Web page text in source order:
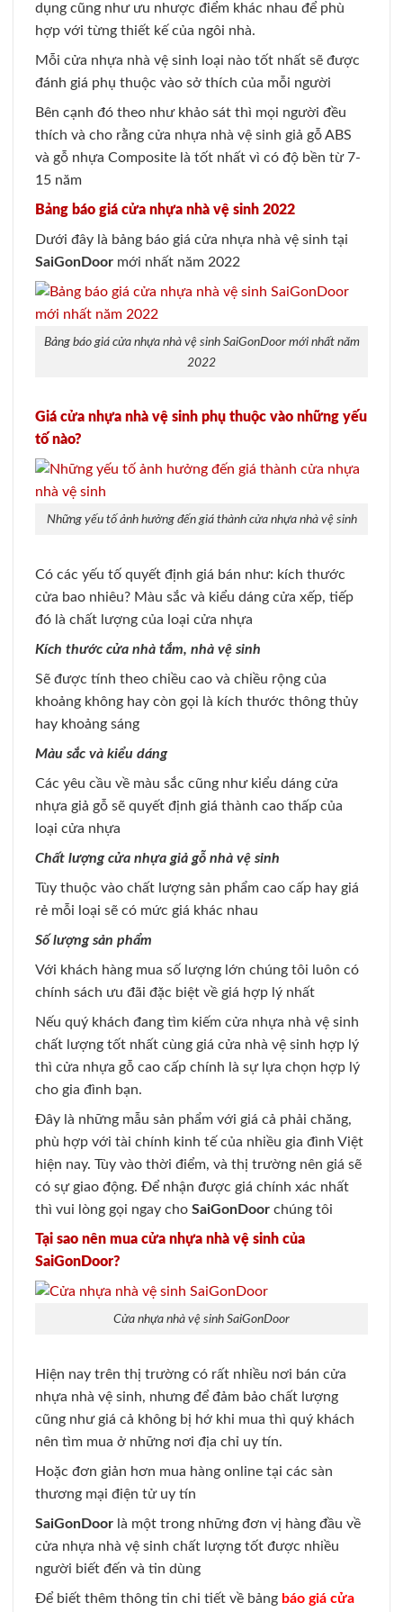
dụng cũng như ưu nhược điểm khác nhau để phù
hợp với từng thiết kế của ngôi nhà.
Mỗi cửa nhựa nhà vệ sinh loại nào tốt nhất sẽ được
đánh giá phụ thuộc vào sở thích của mỗi người
Bên cạnh đó theo như khảo sát thì mọi người đều
thích và cho rằng cửa nhựa nhà vệ sinh giả gỗ ABS
và gỗ nhựa Composite là tốt nhất vì có độ bền từ 7-
15 năm
Bảng báo giá cửa nhựa nhà vệ sinh 2022
Dưới đây là bảng báo giá cửa nhựa nhà vệ sinh tại
SaiGonDoor mới nhất năm 2022
Bảng báo giá cửa nhựa nhà vệ sinh SaiGonDoor mới nhất năm
2022
Giá cửa nhựa nhà vệ sinh phụ thuộc vào những yếu
tố nào?
Những yếu tố ảnh hưởng đến giá thành cửa nhựa nhà vệ sinh
Có các yếu tố quyết định giá bán như: kích thước
cửa bao nhiêu? Màu sắc và kiểu dáng cửa xếp, tiếp
đó là chất lượng của loại cửa nhựa
Kích thước cửa nhà tắm, nhà vệ sinh
Sẽ được tính theo chiều cao và chiều rộng của
khoảng không hay còn gọi là kích thước thông thủy
hay khoảng sáng
Màu sắc và kiểu dáng
Các yêu cầu về màu sắc cũng như kiểu dáng cửa
nhựa giả gỗ sẽ quyết định giá thành cao thấp của
loại cửa nhựa
Chất lượng cửa nhựa giả gỗ nhà vệ sinh
Tùy thuộc vào chất lượng sản phẩm cao cấp hay giá
rẻ mỗi loại sẽ có mức giá khác nhau
Số lượng sản phẩm
Với khách hàng mua số lượng lớn chúng tôi luôn có
chính sách ưu đãi đặc biệt về giá hợp lý nhất
Nếu quý khách đang tìm kiếm cửa nhựa nhà vệ sinh
chất lượng tốt nhất cùng giá cửa nhà vệ sinh hợp lý
thì cửa nhựa gỗ cao cấp chính là sự lựa chọn hợp lý
cho gia đình bạn.
Đây là những mẫu sản phẩm với giá cả phải chăng,
phù hợp với tài chính kinh tế của nhiều gia đình Việt
hiện nay. Tùy vào thời điểm, và thị trường nên giá sẽ
có sự giao động. Để nhận được giá chính xác nhất
thì vui lòng gọi ngay cho SaiGonDoor chúng tôi
Tại sao nên mua cửa nhựa nhà vệ sinh của
SaiGonDoor?
Cửa nhựa nhà vệ sinh SaiGonDoor
Hiện nay trên thị trường có rất nhiều nơi bán cửa
nhựa nhà vệ sinh, nhưng để đảm bảo chất lượng
cũng như giá cả không bị hớ khi mua thì quý khách
nên tìm mua ở những nơi địa chỉ uy tín.
Hoặc đơn giản hơn mua hàng online tại các sàn
thương mại điện tử uy tín
SaiGonDoor là một trong những đơn vị hàng đầu về
cửa nhựa nhà vệ sinh chất lượng tốt được nhiều
người biết đến và tin dùng
Để biết thêm thông tin chi tiết về bảng báo giá cửa